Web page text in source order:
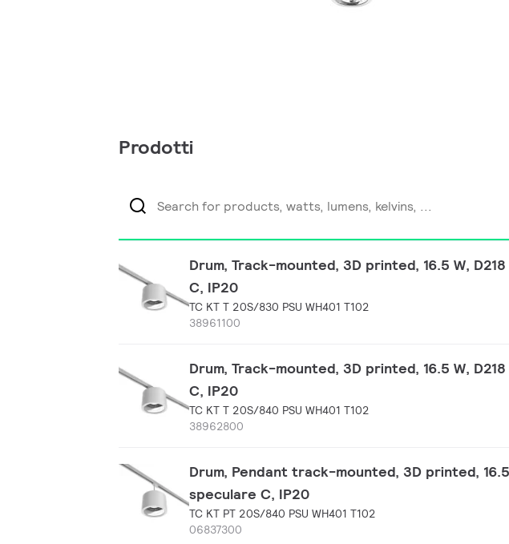
Prodotti
Drum, Track-mounted, 3D printed, 16.5 W,
C, IP20
TC KT T 20S/830 PSU WH401 T102
38961100
Drum, Track-mounted, 3D printed, 16.5 W,
C, IP20
TC KT T 20S/840 PSU WH401 T102
38962800
Drum, Pendant track-mounted, 3D printed,
speculare C, IP20
TC KT PT 20S/840 PSU WH401 T102
06837300